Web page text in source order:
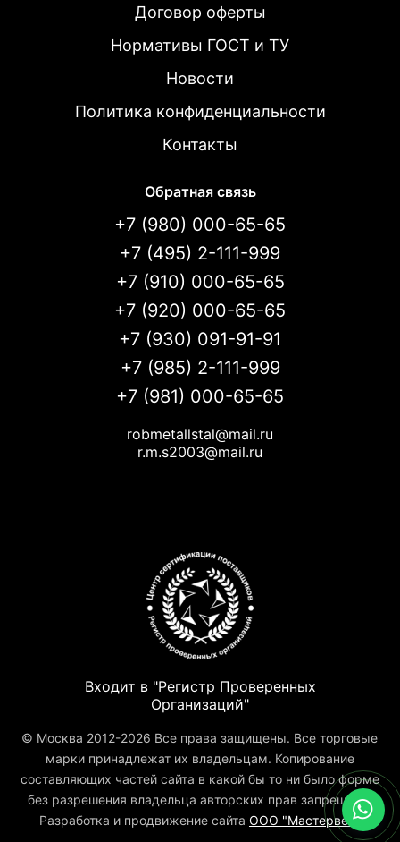
Договор оферты
Нормативы ГОСТ и ТУ
Новости
Политика конфиденциальности
Контакты
Обратная связь
+7 (980) 000-65-65
+7 (495) 2-111-999
+7 (910) 000-65-65
+7 (920) 000-65-65
+7 (930) 091-91-91
+7 (985) 2-111-999
+7 (981) 000-65-65
robmetallstal@mail.ru
r.m.s2003@mail.ru
Входит в "Регистр Проверенных
Организаций"
© Москва 2012-2026 Все права защищены. Все торговые
марки принадлежат их владельцам. Копирование
составляющих частей сайта в какой бы то ни было форме
без разрешения владельца авторских прав запрещено.
Разработка и продвижение сайта ООО "Мастервеб"